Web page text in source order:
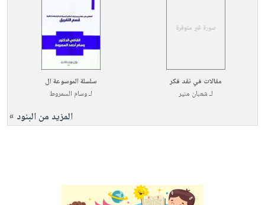
مقالات في نقد فكر
لـشعبان منير
سلسلة الموسوعة ال
لـوسام السمروط
المزيد من البنود »